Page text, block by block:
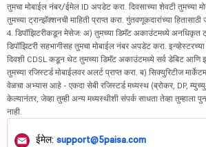
तुमचा मोबाईल नंबर/ईमेल ID अपडेट करा. दिवसाच्या शेवटी
तुमच्या ट्रान्झॅक्शनची माहिती प्राप्त करा. गुंतवणूकदारांच्या
4. डिपॉझिटरीकडून मेसेज: अ) तुमच्या डिमॅट अकाउंटमध्ये अनधिकृत
डिपॉझिटरी सहभागीसह तुमचा मोबाईल नंबर अपडेट करा. इन्व्हेस्टरच्या
दिवशी CDSL कडून थेट तुमच्या डिमॅट अकाउंटमध्ये सर्व डेबिट आणि
तुमच्या रजिस्टर्ड मोबाईलवर अलर्ट प्राप्त करा. ब) सिक्युरिटीज
वेळचा अभ्यास आहे - एकदा सेबी रजिस्टर्ड मध्यस्थ (ब्रोकर, DP,
केल्यानंतर, जेव्हा तुम्ही अन्य मध्यस्थीशी संपर्क साधता तेव्हा
नाही.
ईमेल: support@5paisa.com